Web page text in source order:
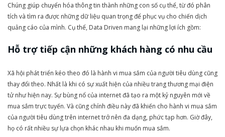
Chúng giúp chuyển hóa thông tin thành những con số cụ thể, từ đó phân
tích và tìm ra được những dữ liệu quan trọng để phục vụ cho chiến dịch
quảng cáo của mình. Cụ thể, Data Driven mang lại những lợi ích gồm:
Hỗ trợ tiếp cận những khách hàng có nhu cầu
Xã hội phát triển kéo theo đó là hành vi mua sắm của người tiêu dùng cũng
thay đổi theo. Nhất là khi có sự xuất hiện của nhiều trang thương mại điện
tử như hiện nay. Sự bùng nổ của internet đã tạo ra một kỷ nguyên mới về
mua sắm trực tuyến. Và cũng chính điều này đã khiến cho hành vi mua sắm
của người tiêu dùng trên internet trở nên đa dạng, phức tạp hơn. Giờ đây,
họ có rất nhiều sự lựa chọn khác nhau khi muốn mua sắm.